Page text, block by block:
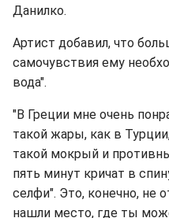
Данилко.
Артист добавил, что
самочувствия ему
вода".
"В Греции мне очень
такой жары, как в
такой мокрый и
пять минут кричат в
селфи". Это, конечно, не
нашли место, где ты